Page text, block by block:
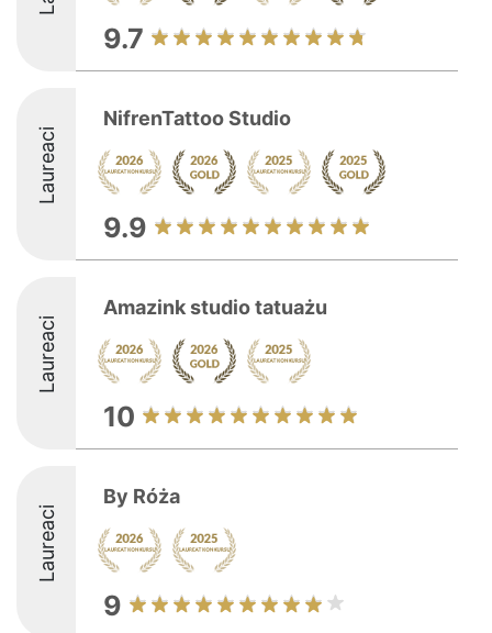
9.7
Laureaci
NifrenTattoo Studio
9.9
Laureaci
Amazink studio tatuażu
10
Laureaci
By Róża
9